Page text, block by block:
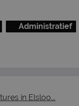
Administratief
in Elsloo...